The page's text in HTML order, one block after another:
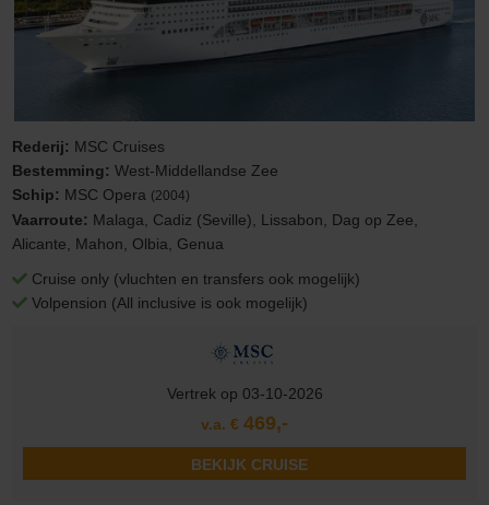
Rederij: MSC Cruises
Bestemming:West-Middellandse Zee
Schip: MSC Opera (2004)
Vaarroute: Malaga, Cadiz (Seville), Lissabon, Dag op Zee,
Alicante, Mahon, Olbia, Genua
Cruise only (vluchten en transfers ook mogelijk)
Volpension (All inclusive is ook mogelijk)
Vertrek op 03-10-2026
v.a. € 469,-
BEKIJK CRUISE